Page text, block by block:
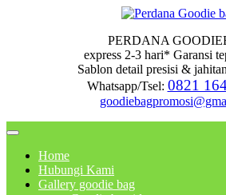
PERDANA
express 2-3 hari* Garansi
Sablon detail presisi &
Whatsapp/Tsel: 0821
Home
Hubungi Kami
Gallery goodie bag